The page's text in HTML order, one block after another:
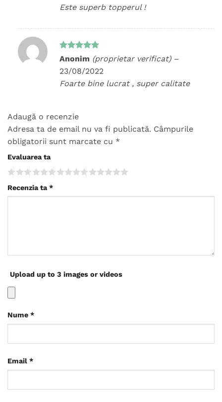
Este superb topperul !
Evaluat la
Anonim (proprietar verificat) –
23/08/2022
Foarte bine lucrat , super calitate
Adaugă o recenzie
Adresa ta de email nu va fi publicată. Câmpurile
obligatorii sunt marcate cu *
Evaluarea ta
Recenzia ta *
Upload up to 3 images or videos
Nume *
Email *